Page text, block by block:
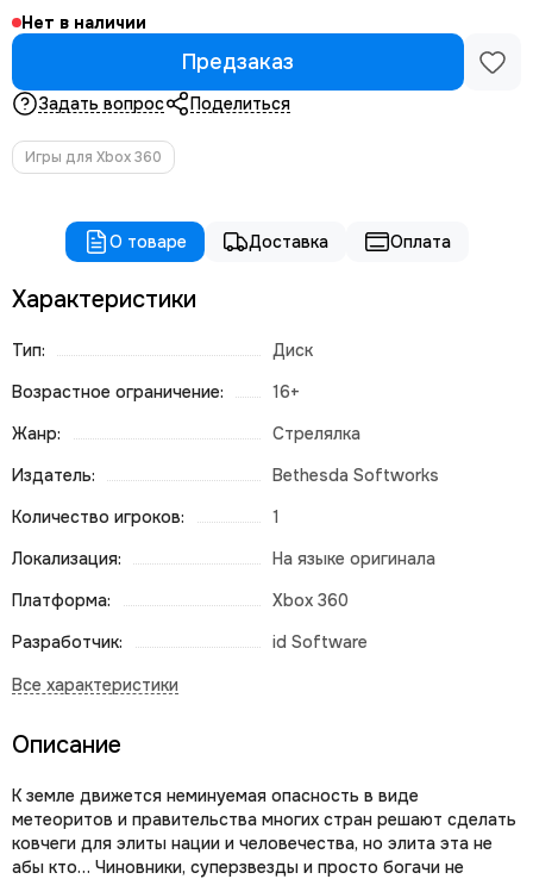
Нет в наличии
Предзаказ
Задать вопрос Поделиться
Игры для Xbox 360
О товаре Доставка Оплата
Характеристики
Тип:
Диск
Возрастное ограничение:
16+
Жанр:
Стрелялка
Издатель:
Bethesda Softworks
Количество игроков:
1
Локализация:
На языке оригинала
Платформа:
Xbox 360
Разработчик:
id Software
Описание
К земле движется неминуемая опасность в виде
метеоритов и правительства многих стран решают сделать
ковчеги для элиты нации и человечества, но элита эта не
абы кто… Чиновники, суперзвезды и просто богачи не